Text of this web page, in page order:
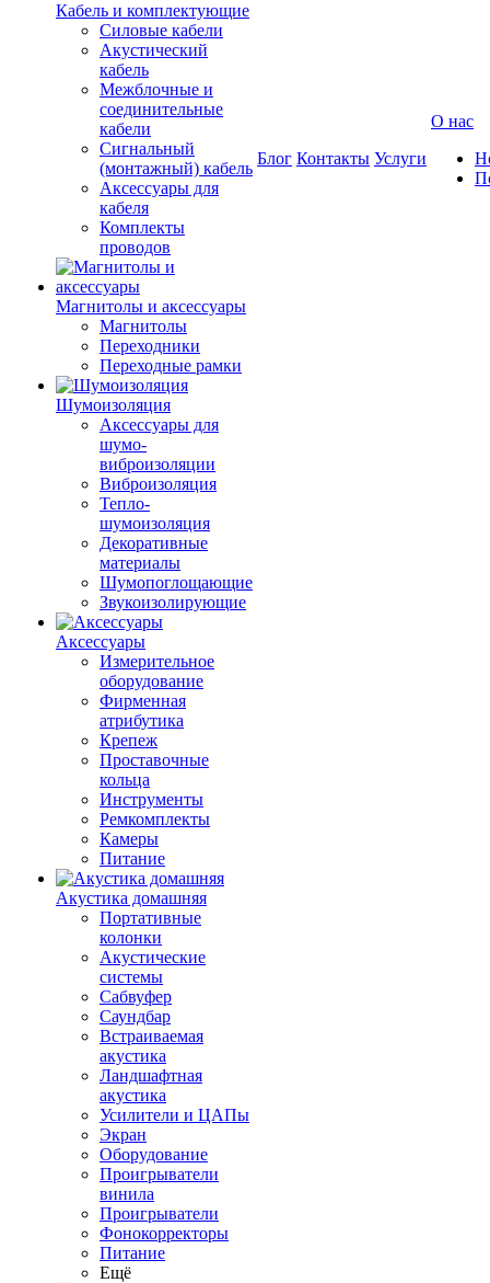
Кабель и комплектующие
Силовые кабели
Акустический
кабель
Межблочные и
соединительные
кабели
Сигнальный
(монтажный) кабель
Аксессуары для
кабеля
Комплекты
проводов
Магнитолы и аксессуары
Магнитолы
Переходники
Переходные рамки
Шумоизоляция
Аксессуары для
шумо-
виброизоляции
Виброизоляция
Тепло-
шумоизоляция
Декоративные
материалы
Шумопоглощающие
Звукоизолирующие
Аксессуары
Измерительное
оборудование
Фирменная
атрибутика
Крепеж
Проставочные
кольца
Инструменты
Ремкомплекты
Камеры
Питание
Акустика домашняя
Портативные
колонки
Акустические
системы
Сабвуфер
Саундбар
Встраиваемая
акустика
Ландшафтная
акустика
Усилители и ЦАПы
Экран
Оборудование
Проигрыватели
винила
Проигрыватели
Фонокорректоры
Питание
Ещё
Блог Контакты Услуги
О нас